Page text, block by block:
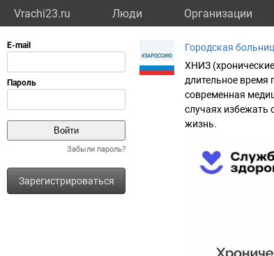
Vrachi23.ru Люди Организации
Забыли пароль?
Зарегистрироваться
Городская
ХНИЗ
длительное время
современная
случаях избежать
жизнь.